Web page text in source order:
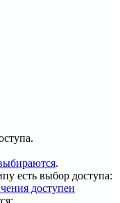
.
есть выбор доступа: